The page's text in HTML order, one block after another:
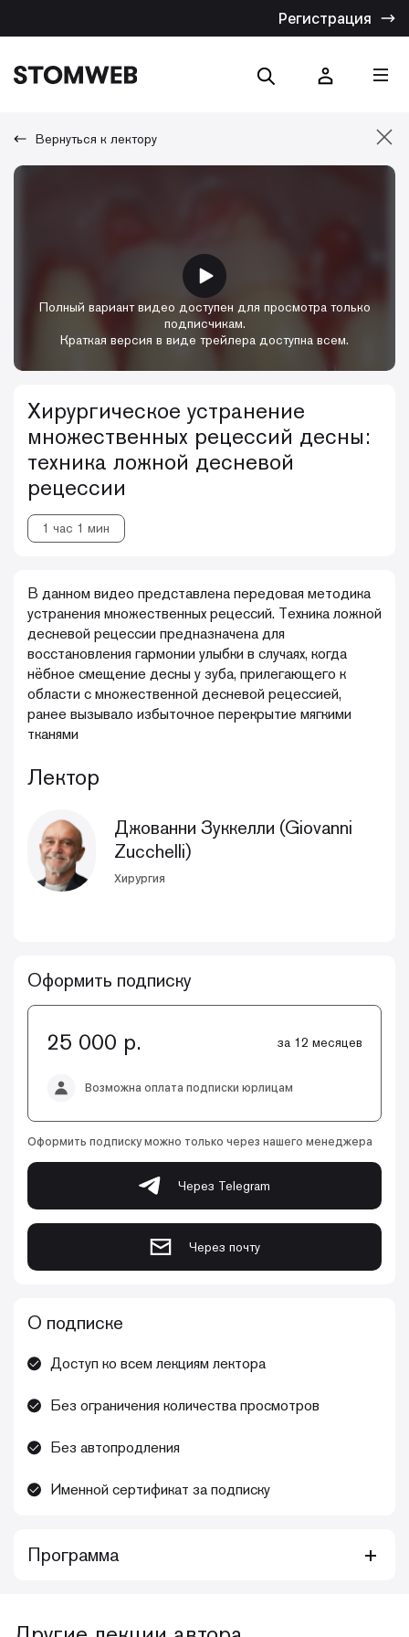
Регистрация
Вернуться к лектору
Полный вариант видео доступен для просмотра только
подписчикам.
Краткая версия в виде трейлера доступна всем.
Хирургическое устранение
множественных рецессий десны:
техника ложной десневой
рецессии
1 час 1 мин
В данном видео представлена передовая методика
устранения множественных рецессий. Техника ложной
десневой рецессии предназначена для
восстановления гармонии улыбки в случаях, когда
нёбное смещение десны у зуба, прилегающего к
области с множественной десневой рецессией,
ранее вызывало избыточное перекрытие мягкими
тканями
Лектор
Джованни Зуккелли (Giovanni
Zucchelli)
Хирургия
Оформить подписку
25 000 р. за 12 месяцев
Возможна оплата подписки юрлицам
Оформить подписку можно только через нашего менеджера
Через Telegram
Через почту
О подписке
Доступ ко всем лекциям лектора
Без ограничения количества просмотров
Без автопродления
Именной сертификат за подписку
Программа
включает более 20 теоретических видеолекций и более
Отмена